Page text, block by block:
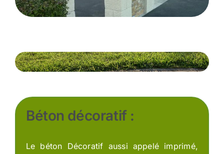
Béton décoratif :
Le béton Décoratif aussi appelé imprimé,